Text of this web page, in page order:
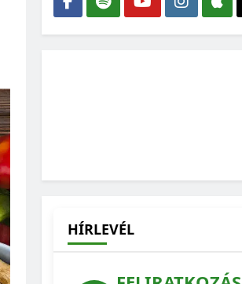
HÍRLEVÉL